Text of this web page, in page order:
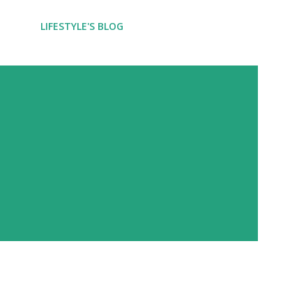
LIFESTYLE'S BLOG